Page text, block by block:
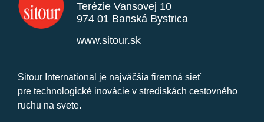
Terézie Vansovej 10
974 01 Banská Bystrica
www.sitour.sk
Sitour International je najväčšia firemná sieť
pre technologické inovácie v strediskách cestovného
ruchu na svete.